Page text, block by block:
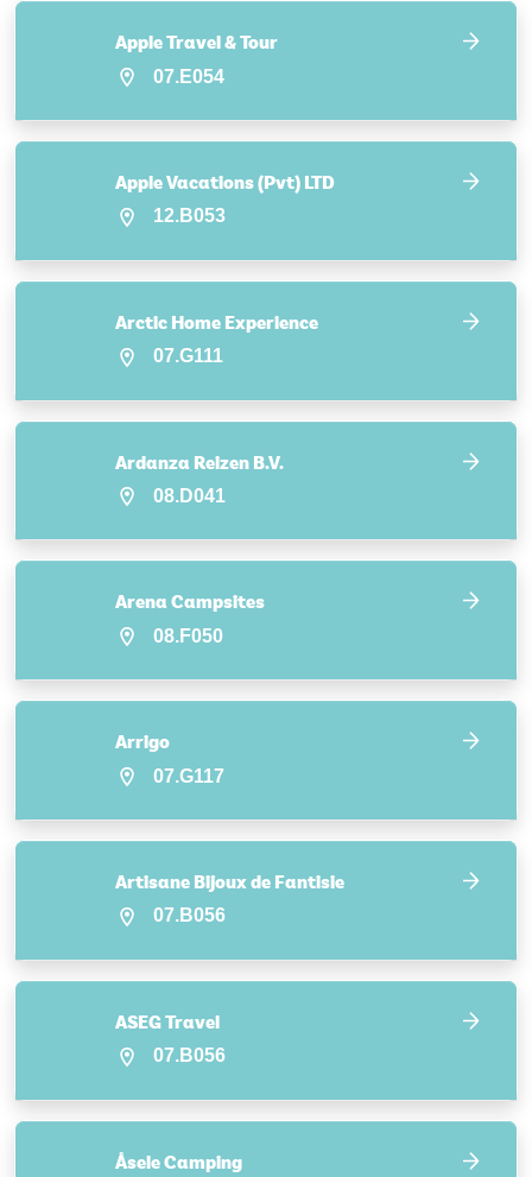
Apple Travel & Tour
07.E054
Apple Vacations (Pvt) LTD
12.B053
Arctic Home Experience
07.G111
Ardanza Reizen B.V.
08.D041
Arena Campsites
08.F050
Arrigo
07.G117
Artisane Bijoux de Fantisie
07.B056
ASEG Travel
07.B056
Åsele Camping